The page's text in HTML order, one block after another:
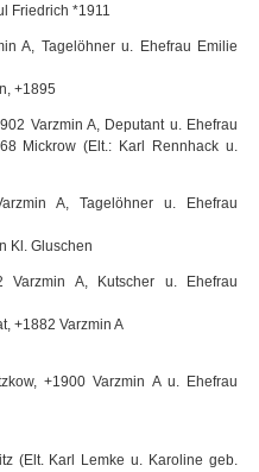
Friedrich *1911
A, Tagelöhner u. Ehefrau Emilie
+1895
Varzmin A, Deputant u. Ehefrau
Mickrow (Elt.: Karl Rennhack u.
A, Tagelöhner u. Ehefrau
Kl. Gluschen
Varzmin A, Kutscher u. Ehefrau
+1882 Varzmin A
+1900 Varzmin A u. Ehefrau
(Elt. Karl Lemke u. Karoline geb.